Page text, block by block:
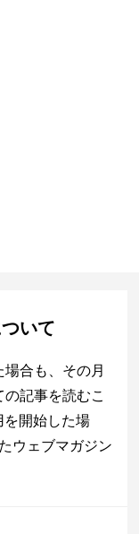
いて
合も、その月
記事を読むこ
を開始した場
ウェブマガジン